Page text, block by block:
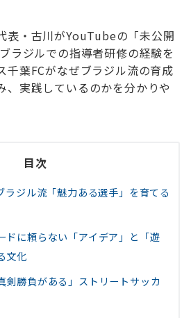
表・古川がYouTubeの「未公開
ラジルでの指導者研修の経験を
千葉FCがなぜブラジル流の育成
、実践しているのかを分かりや
目次
ラジル流「魅力ある選手」を育てる
に頼らない「アイデア」と「遊
文化
勝負がある」ストリートサッカ